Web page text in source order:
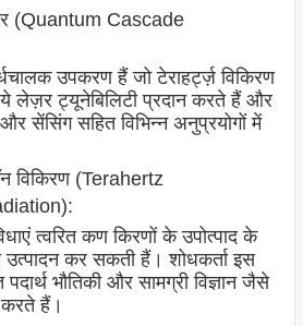
(Quantum Cascade
उपकरण हैं जो टेराहर्ट्ज़ विकिरण
लेज़र ट्यूनेबिलिटी प्रदान करते हैं और
और सेंसिंग सहित विभिन्न अनुप्रयोगों में
विकिरण (Terahertz
त्वरित कण किरणों के उपोत्पाद के
उत्पादन कर सकती हैं। शोधकर्ता इस
भौतिकी और सामग्री विज्ञान जैसे
करते हैं।